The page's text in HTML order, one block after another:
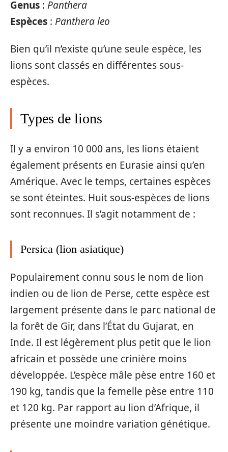
Genus : Panthera
Espèces : Panthera leo
Bien qu’il n’existe qu’une seule espèce, les
lions sont classés en différentes sous-
espèces.
Types de lions
Il y a environ 10 000 ans, les lions étaient
également présents en Eurasie ainsi qu’en
Amérique. Avec le temps, certaines espèces
se sont éteintes. Huit sous-espèces de lions
sont reconnues. Il s’agit notamment de :
Persica (lion asiatique)
Populairement connu sous le nom de lion
indien ou de lion de Perse, cette espèce est
largement présente dans le parc national de
la forêt de Gir, dans l’État du Gujarat, en
Inde. Il est légèrement plus petit que le lion
africain et possède une crinière moins
développée. L’espèce mâle pèse entre 160 et
190 kg, tandis que la femelle pèse entre 110
et 120 kg. Par rapport au lion d’Afrique, il
présente une moindre variation génétique.